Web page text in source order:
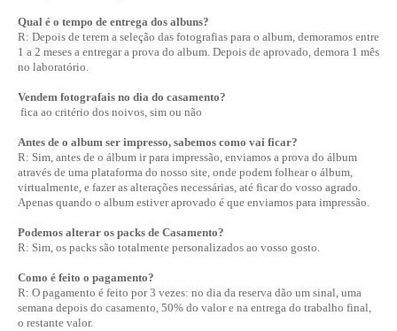
Qual é o tempo de entrega dos albuns?
R: Depois de terem a seleção das fotografias para o album, demoramos entre
1 a 2 meses a entregar a prova do album. Depois de aprovado, demora 1 mês
no laboratório.
Vendem fotografais no dia do casamento?
fica ao critério dos noivos, sim ou não
Antes de o album ser impresso, sabemos como vai ficar?
R: Sim, antes de o álbum ir para impressão, enviamos a prova do álbum
através de uma plataforma do nosso site, onde podem folhear o álbum,
virtualmente, e fazer as alterações necessárias, até ficar do vosso agrado.
Apenas quando o album estiver aprovado é que enviamos para impressão.
Podemos alterar os packs de Casamento?
R: Sim, os packs são totalmente personalizados ao vosso gosto.
Como é feito o pagamento?
R: O pagamento é feito por 3 vezes: no dia da reserva dão um sinal, uma
semana depois do casamento, 50% do valor e na entrega do trabalho final,
o restante valor.